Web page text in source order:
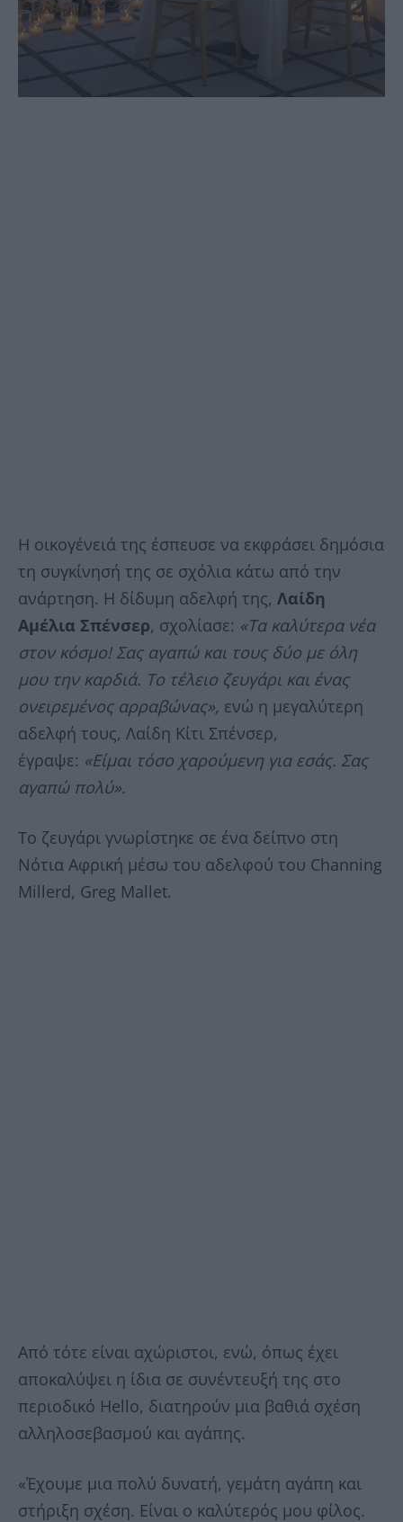
Η οικογένειά της έσπευσε να εκφράσει δημόσια
τη συγκίνησή της σε σχόλια κάτω από την
ανάρτηση. Η δίδυμη αδελφή της, Λαίδη
Αμέλια Σπένσερ, σχολίασε: «Τα καλύτερα νέα
στον κόσμο! Σας αγαπώ και τους δύο με όλη
μου την καρδιά. Το τέλειο ζευγάρι και ένας
ονειρεμένος αρραβώνας», ενώ η μεγαλύτερη
αδελφή τους, Λαίδη Κίτι Σπένσερ,
έγραψε: «Είμαι τόσο χαρούμενη για εσάς. Σας
αγαπώ πολύ».
Το ζευγάρι γνωρίστηκε σε ένα δείπνο στη
Νότια Αφρική μέσω του αδελφού του Channing
Millerd, Greg Mallet.
Από τότε είναι αχώριστοι, ενώ, όπως έχει
αποκαλύψει η ίδια σε συνέντευξή της στο
περιοδικό Hello, διατηρούν μια βαθιά σχέση
αλληλοσεβασμού και αγάπης.
«Έχουμε μια πολύ δυνατή, γεμάτη αγάπη και
στήριξη σχέση. Είναι ο καλύτερός μου φίλος.